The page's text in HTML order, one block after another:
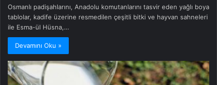
Osmanlı padişahlarını, Anadolu komutanlarını tasvir eden yağlı boya
tablolar, kadife üzerine resmedilen çeşitli bitki ve hayvan sahneleri
ile Esma-ül Hüsna,…
Devamını Oku »